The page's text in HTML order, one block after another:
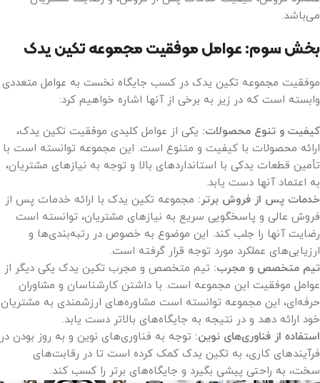
می‌باشد.
بخش سوم: عوامل موفقیت مجموعه تکین یدک
موفقیت مجموعه تکین یدک در کسب جایگاه نخست به عوامل متعددی
وابسته است که در زیر به برخی از آنها اشاره خواهیم کرد:
کیفیت و تنوع محصولات: یکی از عوامل کلیدی موفقیت تکین یدک،
ارائه محصولات با کیفیت و متنوع است. این مجموعه توانسته است با
تأمین قطعات یدکی با استانداردهای بالا و توجه به نیازهای مشتریان،
به اعتماد آنها دست یابد.
خدمات پس از فروش برتر: مجموعه تکین یدک با ارائه خدمات پس از
فروش عالی و پاسخگویی سریع به نیازهای مشتریان، توانسته است
رضایت آنها را جلب کند. این موضوع به خصوص در رتبه‌بندی‌ها و
ارزیابی‌های عملکرد مورد توجه قرار گرفته است.
تیم متخصص و مجرب: تیم متخصص و مجرب تکین یدک یکی دیگر از
عوامل موفقیت این مجموعه است. با داشتن کارشناسان و مشاوران
حرفه‌ای، این مجموعه توانسته است مشاوره‌های ارزشمندی به مشتریان
خود ارائه دهد و در نتیجه به جایگاه‌های بالاتر دست یابد.
استفاده از فناوری‌های نوین: توجه به فناوری‌های نوین و به روز بودن در
فرآیندهای کاری، به تکین یدک کمک کرده است تا در رقابت‌های
سخت، به راحتی پیشی بگیرد و جایگاه‌های برتر را کسب کند.